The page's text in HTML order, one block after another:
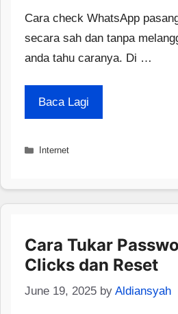
Cara check WhatsApp
secara sah dan tanpa
anda tahu caranya. Di …
Baca Lagi
Categories
Internet
Cara Tukar
Clicks dan Reset
June 19, 2025 by Aldiansyah